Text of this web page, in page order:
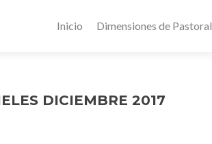
Inicio Dimensiones de Pastoral
DICIEMBRE 2017